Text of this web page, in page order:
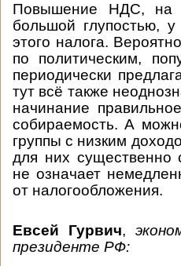
Повышение НДС, на
большой глупостью,
этого налога.
по политическим,
периодически
тут всё также
начинание
собираемость. А
группы с низким
для них существенно
не означает
от налогообложения.
Евсей Гурвич,
президенте РФ: